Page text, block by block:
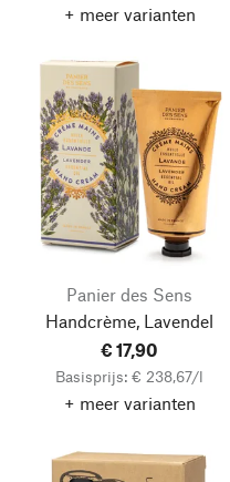
+ meer varianten
Panier des Sens
Handcrème, Lavendel
€ 17,90
Basisprijs: € 238,67/l
+ meer varianten